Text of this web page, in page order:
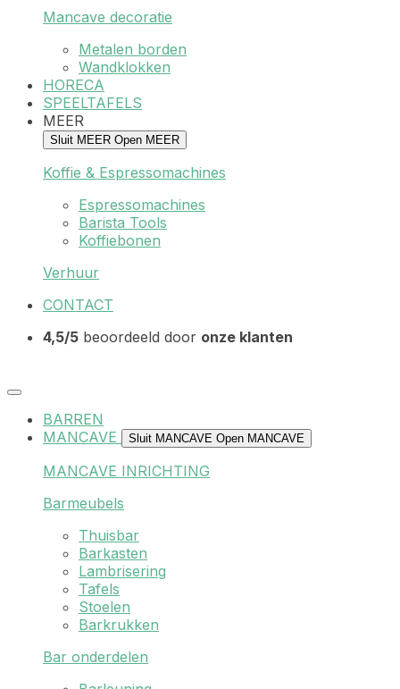
Mancave decoratie
Metalen borden
Wandklokken
HORECA
SPEELTAFELS
MEER
Sluit MEER Open MEER
Koffie & Espressomachines
Espressomachines
Barista Tools
Koffiebonen
Verhuur
CONTACT
4,5/5 beoordeeld door onze klanten
BARREN
MANCAVE
Sluit MANCAVE Open MANCAVE
MANCAVE INRICHTING
Barmeubels
Thuisbar
Barkasten
Lambrisering
Tafels
Stoelen
Barkrukken
Bar onderdelen